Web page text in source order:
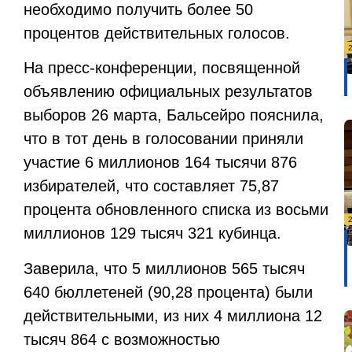
необходимо получить более 50
процентов действительных голосов.
На пресс-конференции, посвященной
объявлению официальных результатов
выборов 26 марта, Бальсейро пояснила,
что в тот день в голосовании приняли
участие 6 миллионов 164 тысячи 876
избирателей, что составляет 75,87
процента обновленного списка из восьми
миллионов 129 тысяч 321 кубинца.
Заверила, что 5 миллионов 565 тысяч
640 бюллетеней (90,28 процента) были
действительными, из них 4 миллиона 12
тысяч 864 с возможностью